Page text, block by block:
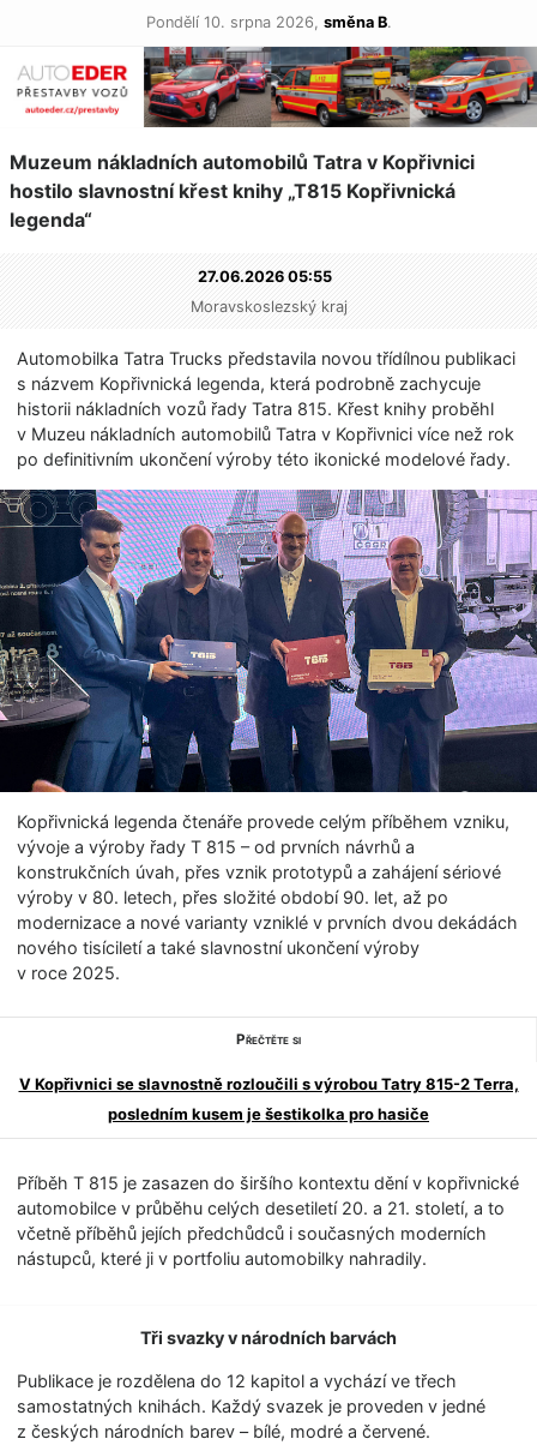
Pondělí 10. srpna 2026, směna B.
Muzeum nákladních automobilů Tatra v Kopřivnici
hostilo slavnostní křest knihy „T815 Kopřivnická
legenda“
27.06.2026 05:55
Moravskoslezský kraj
Automobilka Tatra Trucks představila novou třídílnou publikaci
s názvem Kopřivnická legenda, která podrobně zachycuje
historii nákladních vozů řady Tatra 815. Křest knihy proběhl
v Muzeu nákladních automobilů Tatra v Kopřivnici více než rok
po definitivním ukončení výroby této ikonické modelové řady.
Kopřivnická legenda čtenáře provede celým příběhem vzniku,
vývoje a výroby řady T 815 – od prvních návrhů a
konstrukčních úvah, přes vznik prototypů a zahájení sériové
výroby v 80. letech, přes složité období 90. let, až po
modernizace a nové varianty vzniklé v prvních dvou dekádách
nového tisíciletí a také slavnostní ukončení výroby
v roce 2025.
Přečtěte si
V Kopřivnici se slavnostně rozloučili s výrobou Tatry 815-2 Terra,
posledním kusem je šestikolka pro hasiče
Příběh T 815 je zasazen do širšího kontextu dění v kopřivnické
automobilce v průběhu celých desetiletí 20. a 21. století, a to
včetně příběhů jejích předchůdců i současných moderních
nástupců, které ji v portfoliu automobilky nahradily.
Tři svazky v národních barvách
Publikace je rozdělena do 12 kapitol a vychází ve třech
samostatných knihách. Každý svazek je proveden v jedné
z českých národních barev – bílé, modré a červené.